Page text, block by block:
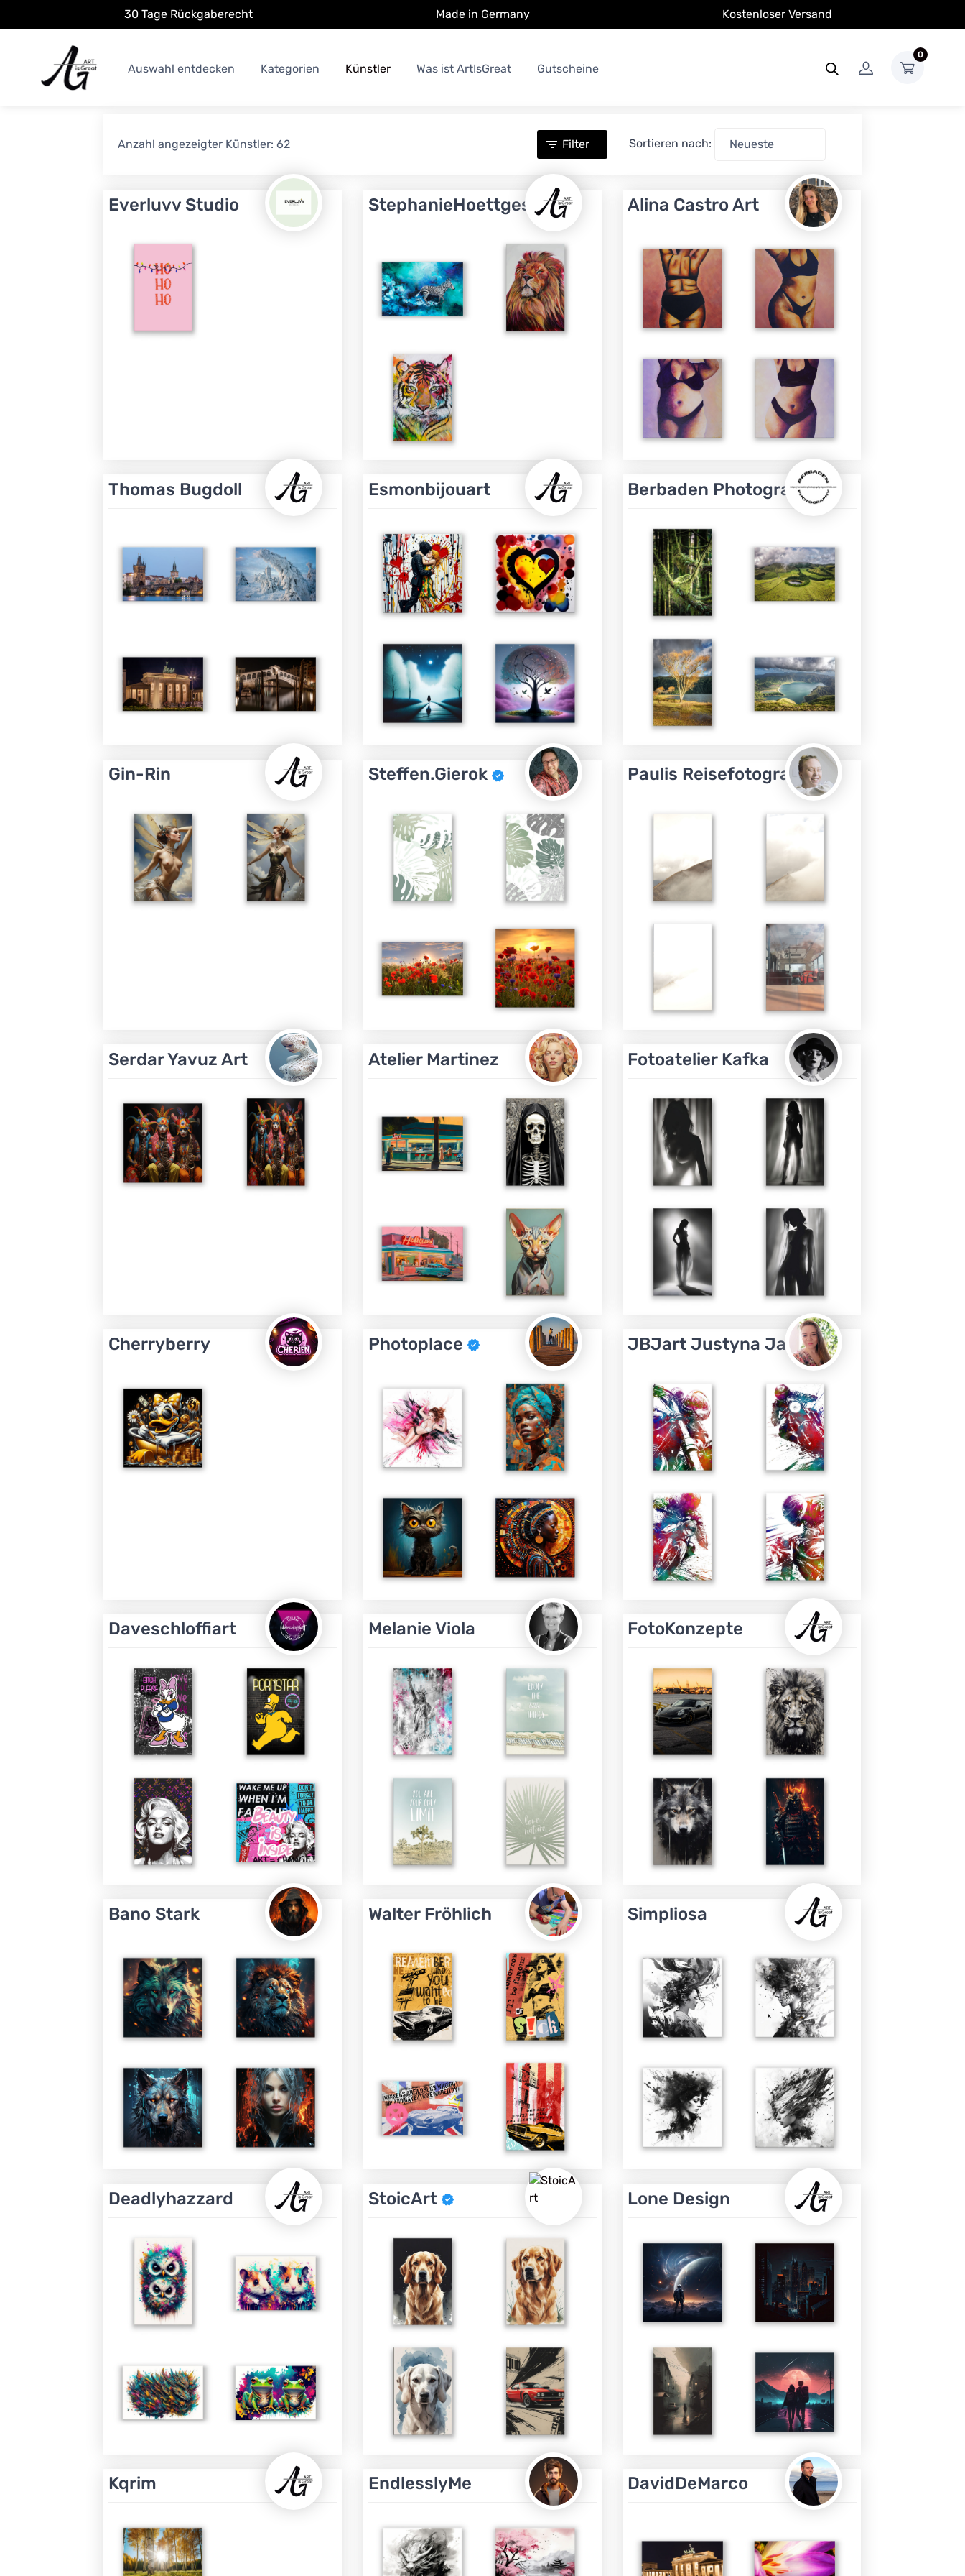
30 Tage Rückgaberecht Made in Germany Kostenloser Versand
0
Auswahl entdecken Kategorien Künstler Was ist ArtIsGreat Gutscheine
Anzahl angezeigter Künstler: 62 Filter Sortieren nach:
Everluvv Studio StephanieHoettges Alina Castro Art
Thomas Bugdoll Esmonbijouart Berbaden Photography
Gin-Rin Steffen.Gierok Paulis Reisefotografie
Serdar Yavuz Art Atelier Martinez Fotoatelier Kafka
Cherryberry Photoplace JBJart Justyna Jaszke
Daveschloffiart Melanie Viola FotoKonzepte
Bano Stark Walter Fröhlich Simpliosa
Deadlyhazzard StoicArt Lone Design
Kqrim EndlesslyMe DavidDeMarco